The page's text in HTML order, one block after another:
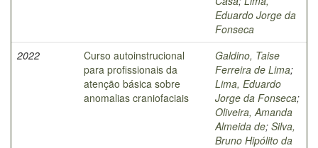
Eduardo Jorge da
Fonseca
2022
Curso autoinstrucional
para profissionais da
atenção básica sobre
anomalias craniofaciais
Galdino, Taise
Ferreira de Lima;
Lima, Eduardo
Jorge da Fonseca;
Oliveira, Amanda
Almeida de; Silva,
Bruno Hipólito da